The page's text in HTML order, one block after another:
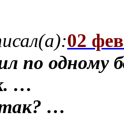
02
по одному
…
…